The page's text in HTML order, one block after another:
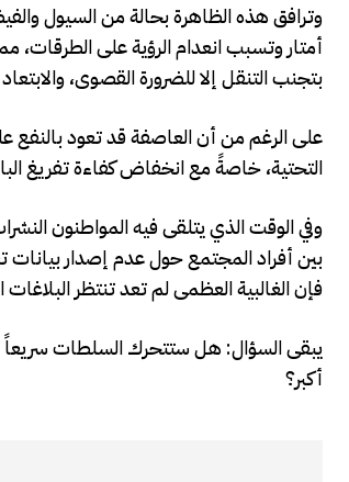
وترافق هذه الظاهرة بحالة من السيول
أمتار وتسبب انعدام الرؤية على الطرقات،
بتجنب التنقل إلا للضرورة القصوى،
على الرغم من أن العاصفة قد تعود بالنفع
التحتية، خاصةً مع انخفاض كفاءة تفريغ
وفي الوقت الذي يتلقى فيه المواطنون
بين أفراد المجتمع حول عدم إصدار
فإن الغالبية العظمى لم تعد تنتظر البلاغات
يبقى السؤال: هل ستتحرك السلطات
أكبر؟